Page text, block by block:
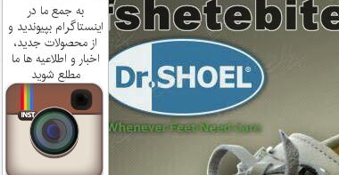
به جمع ما در
اینستاگرام بپیوندید و
از محصولات جدید،
اخبار و اطلاعیه ها ما
مطلع شوید